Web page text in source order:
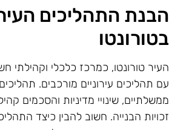
התהליכים
טורונטו, כמרכז כלכלי וקהילתי
תהליכים עירוניים מורכבים.
שינויי מדיניות והסכמים
הבנייה. חשוב להבין כיצד